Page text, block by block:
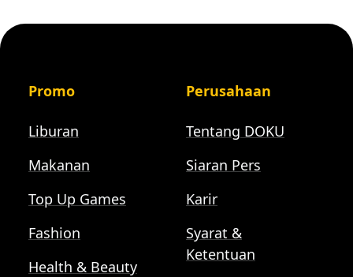
Promo
Liburan
Makanan
Top Up Games
Fashion
Health & Beauty
Perusahaan
Tentang DOKU
Siaran Pers
Karir
Syarat &
Ketentuan